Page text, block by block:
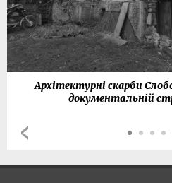
Архітектурні скарби
документальній